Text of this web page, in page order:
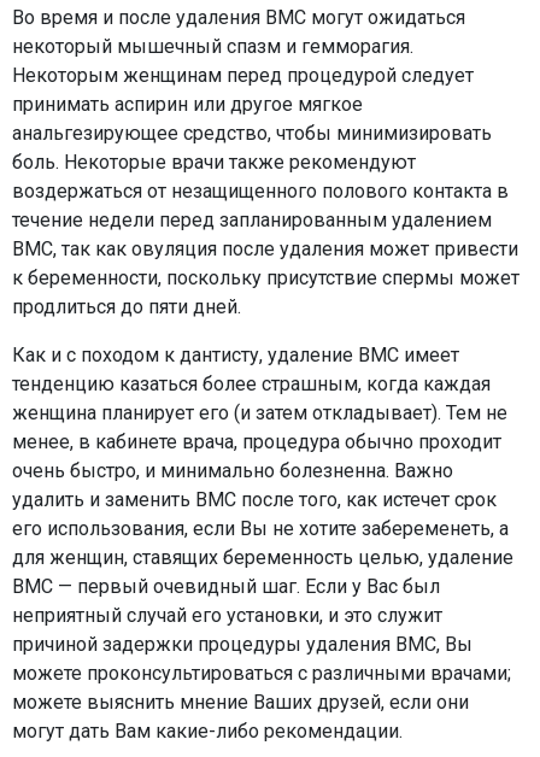
Во время и после удаления ВМС могут ожидаться
некоторый мышечный спазм и гемморагия.
Некоторым женщинам перед процедурой следует
принимать аспирин или другое мягкое
анальгезирующее средство, чтобы минимизировать
боль. Некоторые врачи также рекомендуют
воздержаться от незащищенного полового контакта в
течение недели перед запланированным удалением
ВМС, так как овуляция после удаления может привести
к беременности, поскольку присутствие спермы может
продлиться до пяти дней.
Как и с походом к дантисту, удаление ВМС имеет
тенденцию казаться более страшным, когда каждая
женщина планирует его (и затем откладывает). Тем не
менее, в кабинете врача, процедура обычно проходит
очень быстро, и минимально болезненна. Важно
удалить и заменить ВМС после того, как истечет срок
его использования, если Вы не хотите забеременеть, а
для женщин, ставящих беременность целью, удаление
ВМС — первый очевидный шаг. Если у Вас был
неприятный случай его установки, и это служит
причиной задержки процедуры удаления ВМС, Вы
можете проконсультироваться с различными врачами;
можете выяснить мнение Ваших друзей, если они
могут дать Вам какие-либо рекомендации.